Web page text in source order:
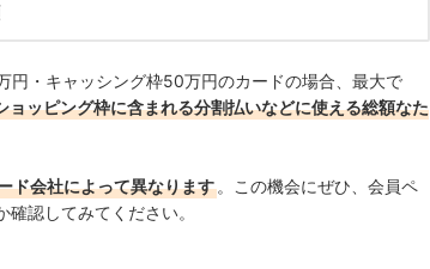
・キャッシング枠50万円のカードの場合、最大で
ョッピング枠に含まれる分割払いなどに使える総額なた
ド会社によって異なります 。この機会にぜひ、会員ペ
認してみてください。